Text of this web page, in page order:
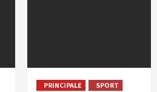
PRINCIPALE SPORT